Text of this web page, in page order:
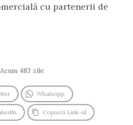
cu partenerii de
Acum 483 zile
WhatsApp
Copiază Link-ul